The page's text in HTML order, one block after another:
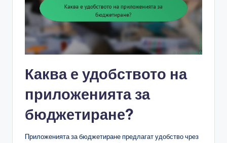
Каква е удобството на
приложенията за
бюджетиране?
Приложенията за бюджетиране предлагат удобство чрез